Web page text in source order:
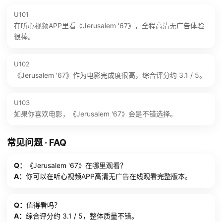
U101
在听心视频APP里看《Jerusalem '67》，全程高清无广告体验
很棒。
U102
《Jerusalem '67》作为电影完成度很高，综合评分约 3.1 / 5。
U103
如果你喜欢电影，《Jerusalem '67》会是不错选择。
常见问题 · FAQ
Q：
《Jerusalem '67》在哪里观看？
A： 你可以在听心视频APP高清无广告在线观看完整版本。
Q： 值得看吗？
A： 综合评分约 3.1 / 5，整体质量不错。